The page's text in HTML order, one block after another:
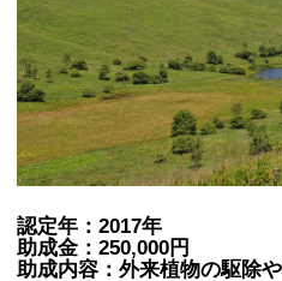
認定年：2017年
助成金：250,000円
助成内容：外来植物の駆除